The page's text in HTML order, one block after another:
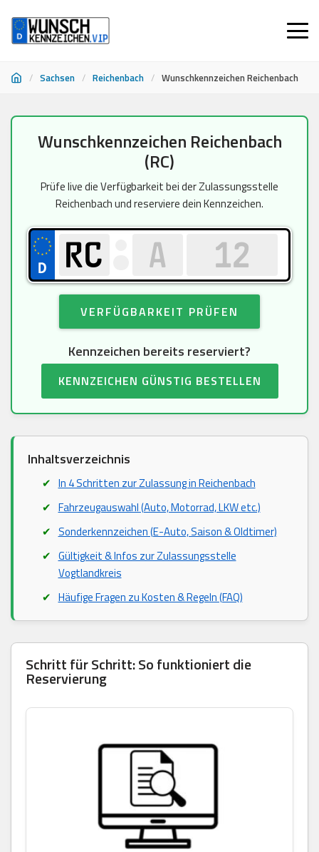
/ Sachsen / Reichenbach / Wunschkennzeichen Reichenbach
Wunschkennzeichen Reichenbach
(RC)
Prüfe live die Verfügbarkeit bei der Zulassungsstelle
Reichenbach und reserviere dein Kennzeichen.
VERFÜGBARKEIT PRÜFEN
Kennzeichen bereits reserviert?
KENNZEICHEN GÜNSTIG BESTELLEN
Inhaltsverzeichnis
In 4 Schritten zur Zulassung in Reichenbach
Fahrzeugauswahl (Auto, Motorrad, LKW etc.)
Sonderkennzeichen (E-Auto, Saison & Oldtimer)
Gültigkeit & Infos zur Zulassungsstelle
Vogtlandkreis
Häufige Fragen zu Kosten & Regeln (FAQ)
Schritt für Schritt: So funktioniert die
Reservierung